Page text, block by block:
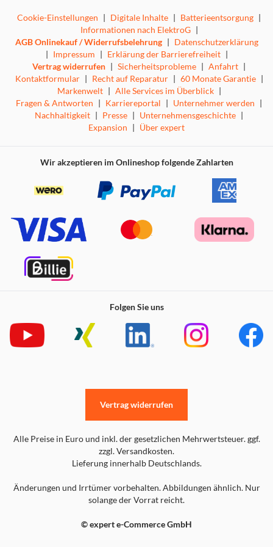
Cookie-Einstellungen | Digitale Inhalte | Batterieentsorgung |
Informationen nach ElektroG |
AGB Onlinekauf / Widerrufsbelehrung | Datenschutzerklärung
| Impressum | Erklärung der Barrierefreiheit |
Vertrag widerrufen | Sicherheitsprobleme | Anfahrt |
Kontaktformular | Recht auf Reparatur | 60 Monate Garantie |
Markenwelt | Alle Services im Überblick |
Fragen & Antworten | Karriereportal | Unternehmer werden |
Nachhaltigkeit | Presse | Unternehmensgeschichte |
Expansion | Über expert
Wir akzeptieren im Onlineshop folgende Zahlarten
Folgen Sie uns
Alle Preise in Euro und inkl. der gesetzlichen Mehrwertsteuer. ggf.
zzgl. Versandkosten.
Lieferung innerhalb Deutschlands.
Änderungen und Irrtümer vorbehalten. Abbildungen ähnlich. Nur
solange der Vorrat reicht.
© expert e-Commerce GmbH
Vertrag widerrufen